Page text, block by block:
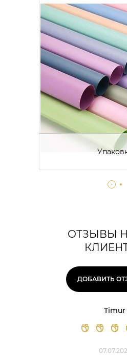
ОТЗЫВЫ
ДОБАВИТЬ
Timur